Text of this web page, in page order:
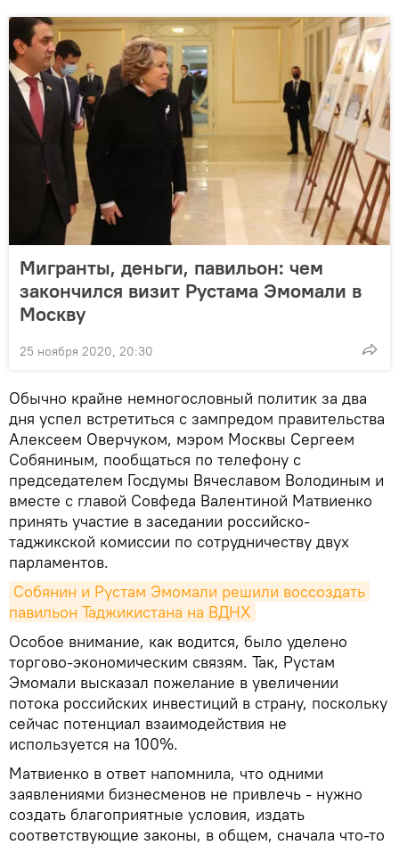
Мигранты, деньги, павильон: чем
закончился визит Рустама Эмомали в
Москву
25 ноября 2020, 20:30
Обычно крайне немногословный политик за два
дня успел встретиться с зампредом правительства
Алексеем Оверчуком, мэром Москвы Сергеем
Собяниным, пообщаться по телефону с
председателем Госдумы Вячеславом Володиным и
вместе с главой Совфеда Валентиной Матвиенко
принять участие в заседании российско-
таджикской комиссии по сотрудничеству двух
парламентов.
Собянин и Рустам Эмомали решили воссоздать
павильон Таджикистана на ВДНХ
Особое внимание, как водится, было уделено
торгово-экономическим связям. Так, Рустам
Эмомали высказал пожелание в увеличении
потока российских инвестиций в страну, поскольку
сейчас потенциал взаимодействия не
используется на 100%.
Матвиенко в ответ напомнила, что одними
заявлениями бизнесменов не привлечь - нужно
создать благоприятные условия, издать
соответствующие законы, в общем, сначала что-то